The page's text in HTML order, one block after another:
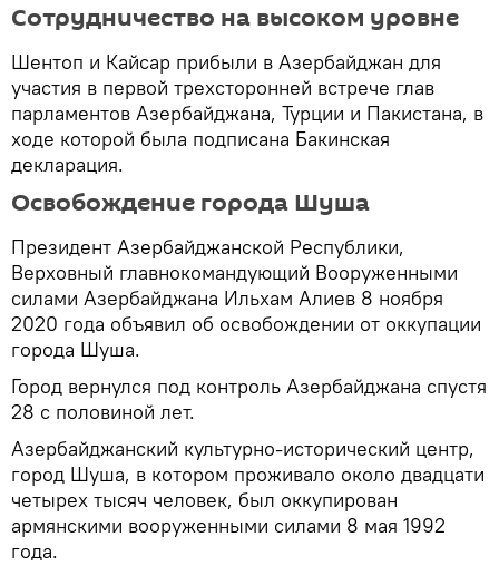
Сотрудничество на высоком уровне
Шентоп и Кайсар прибыли в Азербайджан для
участия в первой трехсторонней встрече глав
парламентов Азербайджана, Турции и Пакистана, в
ходе которой была подписана Бакинская
декларация.
Освобождение города Шуша
Президент Азербайджанской Республики,
Верховный главнокомандующий Вооруженными
силами Азербайджана Ильхам Алиев 8 ноября
2020 года объявил об освобождении от оккупации
города Шуша.
Город вернулся под контроль Азербайджана спустя
28 с половиной лет.
Азербайджанский культурно-исторический центр,
город Шуша, в котором проживало около двадцати
четырех тысяч человек, был оккупирован
армянскими вооруженными силами 8 мая 1992
года.